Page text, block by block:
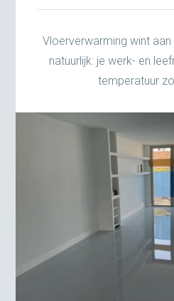
Vloerverwarming wint
natuurlijk: je werk- en
temperatuur